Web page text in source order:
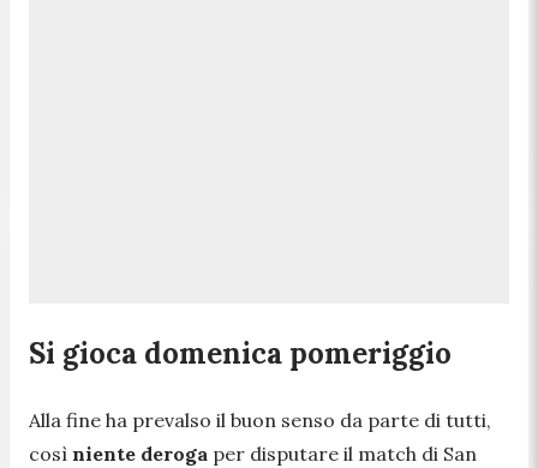
Si gioca domenica pomeriggio
Alla fine ha prevalso il buon senso da parte di tutti,
così niente deroga per disputare il match di San